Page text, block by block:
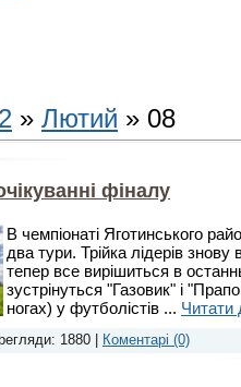
» Лютий » 08
фіналу
В чемпіонаті Яготинського
два тури. Трійка лідерів знову
тепер все вирішиться в
зустрінуться "Газовик" і
ногах) у футболістів ... Читати
1880 | Коментарі (0)